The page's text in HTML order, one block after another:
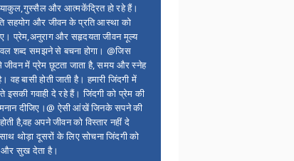
और आत्मकेंद्रित हो रहे हैं।
सहयोग और जीवन के प्रति आस्था को
प्रेम,अनुराग और सहृदयता जीवन मूल्य
शब्द समझने से बचना होगा। @जिस
जीवन में प्रेम छूटता जाता है, समय और स्नेह
वह बासी होती जाती है। हमारी जिंदगी में
इसकी गवाही दे रहे हैं। जिंदगी को प्रेम की
दीजिए।@ ऐसी आंखें जिनके सपने की
है,वह अपने जीवन को विस्तार नहीं दे
थोड़ा दूसरों के लिए सोचना जिंदगी को
सुख देता है।